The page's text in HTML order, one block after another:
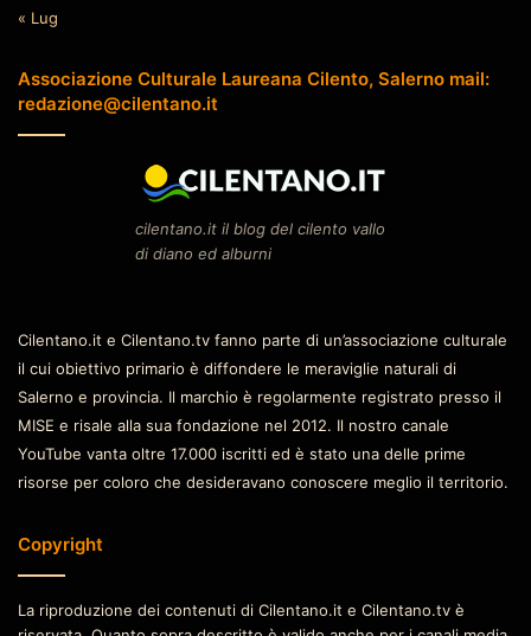
« Lug
Associazione Culturale Laureana Cilento, Salerno mail:
redazione@cilentano.it
cilentano.it il blog del cilento vallo
di diano ed alburni
Cilentano.it e Cilentano.tv fanno parte di un’associazione culturale
il cui obiettivo primario è diffondere le meraviglie naturali di
Salerno e provincia. Il marchio è regolarmente registrato presso il
MISE e risale alla sua fondazione nel 2012. Il nostro canale
YouTube vanta oltre 17.000 iscritti ed è stato una delle prime
risorse per coloro che desideravano conoscere meglio il territorio.
Copyright
La riproduzione dei contenuti di Cilentano.it e Cilentano.tv è